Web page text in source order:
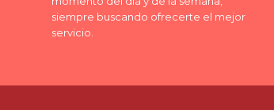
siempre buscando ofrecerte el mejor
servicio.